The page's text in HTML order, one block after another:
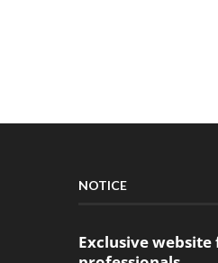
NOTICE
Exclusive